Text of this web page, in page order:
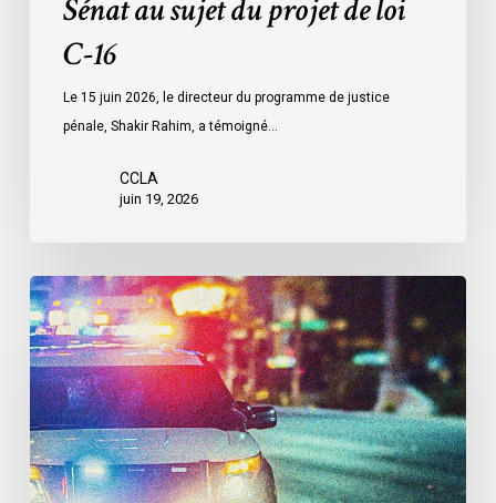
Sénat au sujet du projet de loi
C-16
Le 15 juin 2026, le directeur du programme de justice
pénale, Shakir Rahim, a témoigné…
CCLA
juin 19, 2026
Appels
en
faveur
d’une
commission
d’enquête
publique
sur